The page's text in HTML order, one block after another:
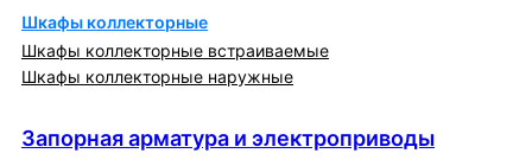
Шкафы коллекторные
Шкафы коллекторные встраиваемые
Шкафы коллекторные наружные
Запорная арматура и электроприводы